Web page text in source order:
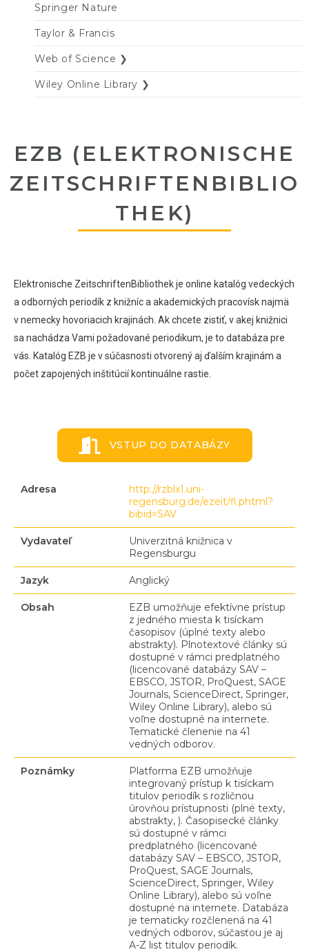
Springer Nature
Taylor & Francis
Web of Science ❯
Wiley Online Library ❯
EZB (ELEKTRONISCHE
ZEITSCHRIFTENBIBLIO
THEK)
Elektronische ZeitschriftenBibliothek je online katalóg vedeckých
a odborných periodík z knižníc a akademických pracovísk najmä
v nemecky hovoriacich krajinách. Ak chcete zistiť, v akej knižnici
sa nachádza Vami požadované periodikum, je to databáza pre
vás. Katalóg EZB je v súčasnosti otvorený aj ďalším krajinám a
počet zapojených inštitúcií kontinuálne rastie.
VSTUP DO DATABÁZY
Adresa
http://rzblx1.uni-
regensburg.de/ezeit/fl.phtml?
bibid=SAV
Vydavateľ
Univerzitná knižnica v
Regensburgu
Jazyk Anglický
Obsah
EZB umožňuje efektívne prístup
z jedného miesta k tisíckam
časopisov (úplné texty alebo
abstrakty). Plnotextové články sú
dostupné v rámci predplatného
(licencované databázy SAV –
EBSCO, JSTOR, ProQuest, SAGE
Journals, ScienceDirect, Springer,
Wiley Online Library), alebo sú
voľne dostupné na internete.
Tematické členenie na 41
vedných odborov.
Poznámky
Platforma EZB umožňuje
integrovaný prístup k tisíckam
titulov periodík s rozličnou
úrovňou prístupnosti (plné texty,
abstrakty, ). Časopisecké články
sú dostupné v rámci
predplatného (licencované
databázy SAV – EBSCO, JSTOR,
ProQuest, SAGE Journals,
ScienceDirect, Springer, Wiley
Online Library), alebo sú voľne
dostupné na internete. Databáza
je tematicky rozčlenená na 41
vedných odborov, súčasťou je aj
A-Z list titulov periodík.